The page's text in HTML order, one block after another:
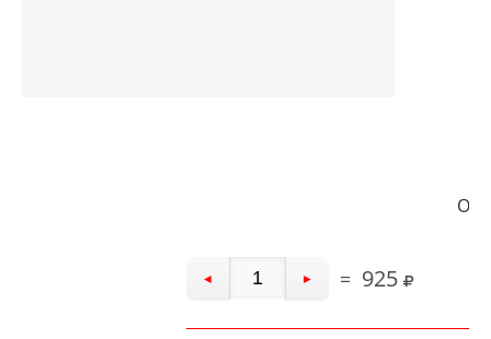
◄ ► = 925